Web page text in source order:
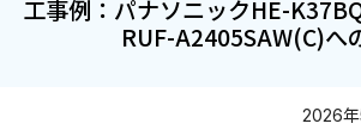
工事例：パナソニックHE-
RUF-A2405SAW(C)へ
2026